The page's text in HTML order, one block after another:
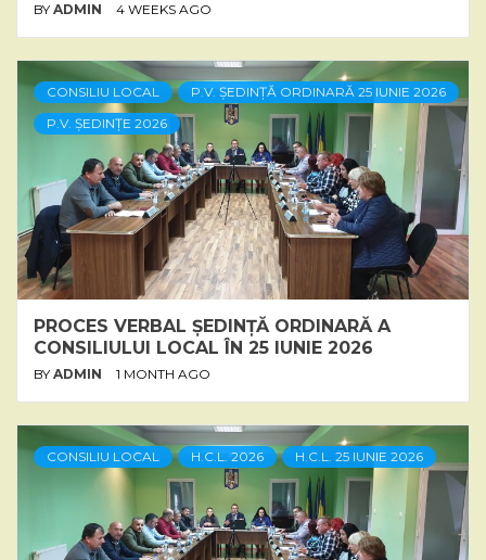
BY ADMIN 4 WEEKS AGO
CONSILIU LOCAL
P.V. ȘEDINȚĂ ORDINARĂ 25 IUNIE 2026
P.V. ȘEDINȚE 2026
PROCES VERBAL ȘEDINȚĂ ORDINARĂ A
CONSILIULUI LOCAL ÎN 25 IUNIE 2026
BY ADMIN 1 MONTH AGO
CONSILIU LOCAL H.C.L. 2026 H.C.L. 25 IUNIE 2026